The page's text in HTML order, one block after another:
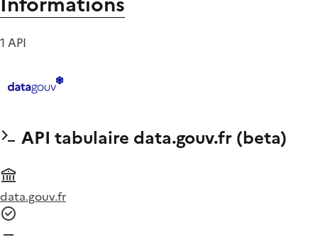
1 API
API tabulaire data.gouv.fr (beta)
data.gouv.fr